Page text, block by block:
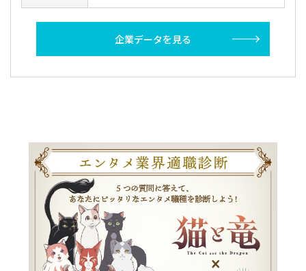
企業データを見る